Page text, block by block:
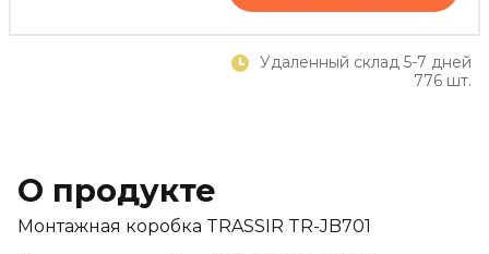
Удаленный склад 5-7 дней
776 шт.
О продукте
Монтажная коробка TRASSIR TR-JB701